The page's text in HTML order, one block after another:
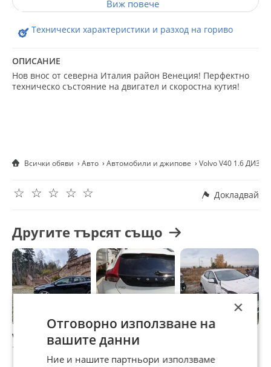
Възд. възглавници - Стран., Ел. Огледала, Ел. Стъкла,
волан, Нов внос, Парктроник, Серво усилвател на
Технически характеристики и разход на гориво
ОПИСАНИЕ
Нов внос от северна Италия район Венеция! Перфектно
техническо състояние на двигател и скоростна кутия!
Всички обяви Авто Автомобили и джипове Volvo V40 1.6
☆
☆
☆
☆
☆ Докладвай
Другите търсят също
Volvo V40 V40, D3,
150 к, с, 2014г
Volvo V40 1.6d
×
Отговорно използване на
вашите данни
Ние и нашите партньори използваме